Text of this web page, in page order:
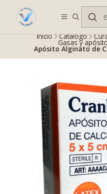
Despacho gratis en RM
Inicio Catálogo
Gasas y
Apósito Alginato de